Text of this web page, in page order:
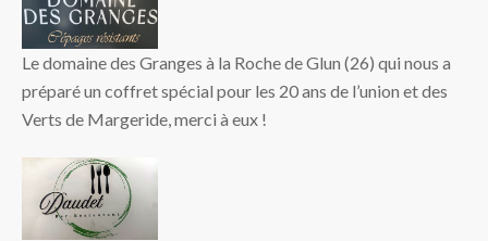
Le domaine des Granges à la Roche de Glun (26) qui nous a
préparé un coffret spécial pour les 20 ans de l’union et des
Verts de Margeride, merci à eux !